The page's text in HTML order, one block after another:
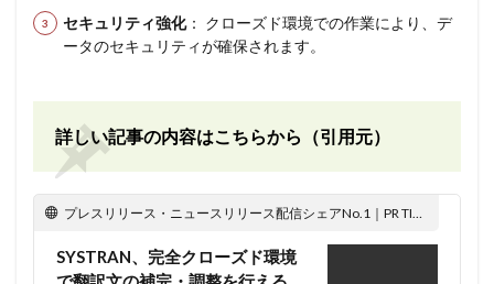
セキュリティ強化： クローズド環境での作業により、デ
ータのセキュリティが確保されます。
詳しい記事の内容はこちらから（引用元）
プレスリリース・ニュースリリース配信シェアNo.1｜PR TIMES
SYSTRAN、完全クローズド環境